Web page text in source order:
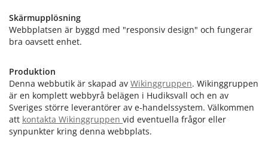
Skärmupplösning
Webbplatsen är byggd med "responsiv design" och fungerar
bra oavsett enhet.
Produktion
Denna webbutik är skapad av Wikinggruppen. Wikinggruppen
är en komplett webbyrå belägen i Hudiksvall och en av
Sveriges större leverantörer av e-handelssystem. Välkommen
att kontakta Wikinggruppen vid eventuella frågor eller
synpunkter kring denna webbplats.